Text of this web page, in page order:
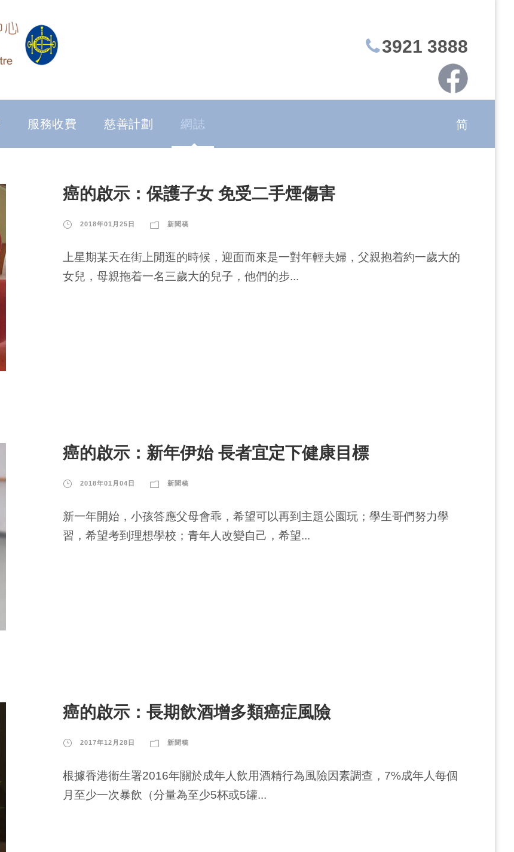
3921 3888
服務收費 慈善計劃 網誌 简
癌的啟示：保護子女 免受二手煙傷害
2018年01月25日 新聞稿
上星期某天在街上閒逛的時候，迎面而來是一對年輕夫婦，父親抱着約一歲大的
女兒，母親拖着一名三歲大的兒子，他們的步...
癌的啟示：新年伊始 長者宜定下健康目標
2018年01月04日 新聞稿
新一年開始，小孩答應父母會乖，希望可以再到主題公園玩；學生哥們努力學
習，希望考到理想學校；青年人改變自己，希望...
癌的啟示：長期飲酒增多類癌症風險
2017年12月28日 新聞稿
根據香港衞生署2016年關於成年人飲用酒精行為風險因素調查，7%成年人每個
月至少一次暴飲（分量為至少5杯或5罐...